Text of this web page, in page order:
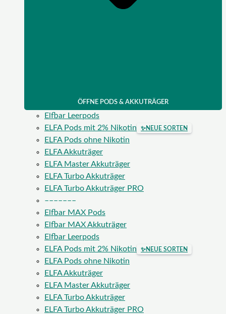
ÖFFNE PODS & AKKUTRÄGER
Elfbar Leerpods
ELFA Pods mit 2% Nikotin
✨NEUE SORTEN
ELFA Pods ohne Nikotin
ELFA Akkuträger
ELFA Master Akkuträger
ELFA Turbo Akkuträger
ELFA Turbo Akkuträger PRO
–––––––
Elfbar MAX Pods
Elfbar MAX Akkuträger
Elfbar Leerpods
ELFA Pods mit 2% Nikotin
✨NEUE SORTEN
ELFA Pods ohne Nikotin
ELFA Akkuträger
ELFA Master Akkuträger
ELFA Turbo Akkuträger
ELFA Turbo Akkuträger PRO